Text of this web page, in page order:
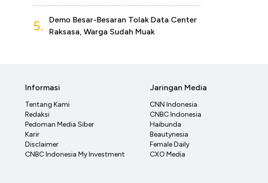
5.
Demo Besar-Besaran Tolak Data Center
Raksasa, Warga Sudah Muak
Informasi
Tentang Kami
Redaksi
Pedoman Media Siber
Karir
Disclaimer
CNBC Indonesia My Investment
Jaringan Media
CNN Indonesia
CNBC Indonesia
Haibunda
Beautynesia
Female Daily
CXO Media